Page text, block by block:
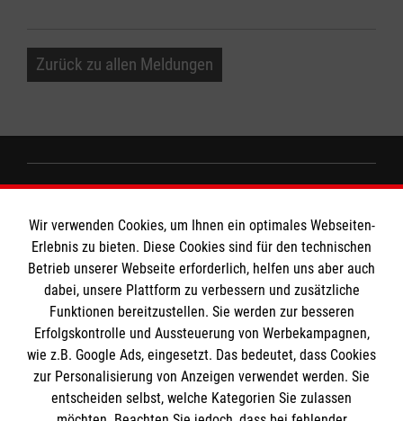
Zurück zu allen Meldungen
Impressum
Datenschutz
Barrierefreiheit
Kontakt
Presse
MPG Ansprechpartner
Den Beauftragten für Medizinproduktesicherheit
im Malteser Rettungsdienst und den
Einsatzdiensten der Malteser können Sie unter
gmb_mpg@malteser.orgkontaktieren.
Die Malteser
Wir verwenden Cookies, um Ihnen ein optimales Webseiten-
Erlebnis zu bieten. Diese Cookies sind für den technischen
Betrieb unserer Webseite erforderlich, helfen uns aber auch
dabei, unsere Plattform zu verbessern und zusätzliche
Funktionen bereitzustellen. Sie werden zur besseren
Erfolgskontrolle und Aussteuerung von Werbekampagnen,
wie z.B. Google Ads, eingesetzt. Das bedeutet, dass Cookies
zur Personalisierung von Anzeigen verwendet werden. Sie
entscheiden selbst, welche Kategorien Sie zulassen